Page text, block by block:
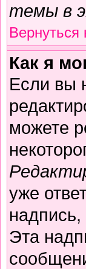
темы в
Вернуться
Как я
Если вы
можете
уже
Эта